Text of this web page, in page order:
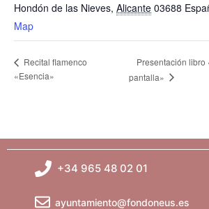
Hondón de las Nieves, Alicante 03688
Map
Recital flamenco
«Esencia»
Presentación libro
pantalla»
+34 965 48 02 01
ayuntamiento@fondoneus.es